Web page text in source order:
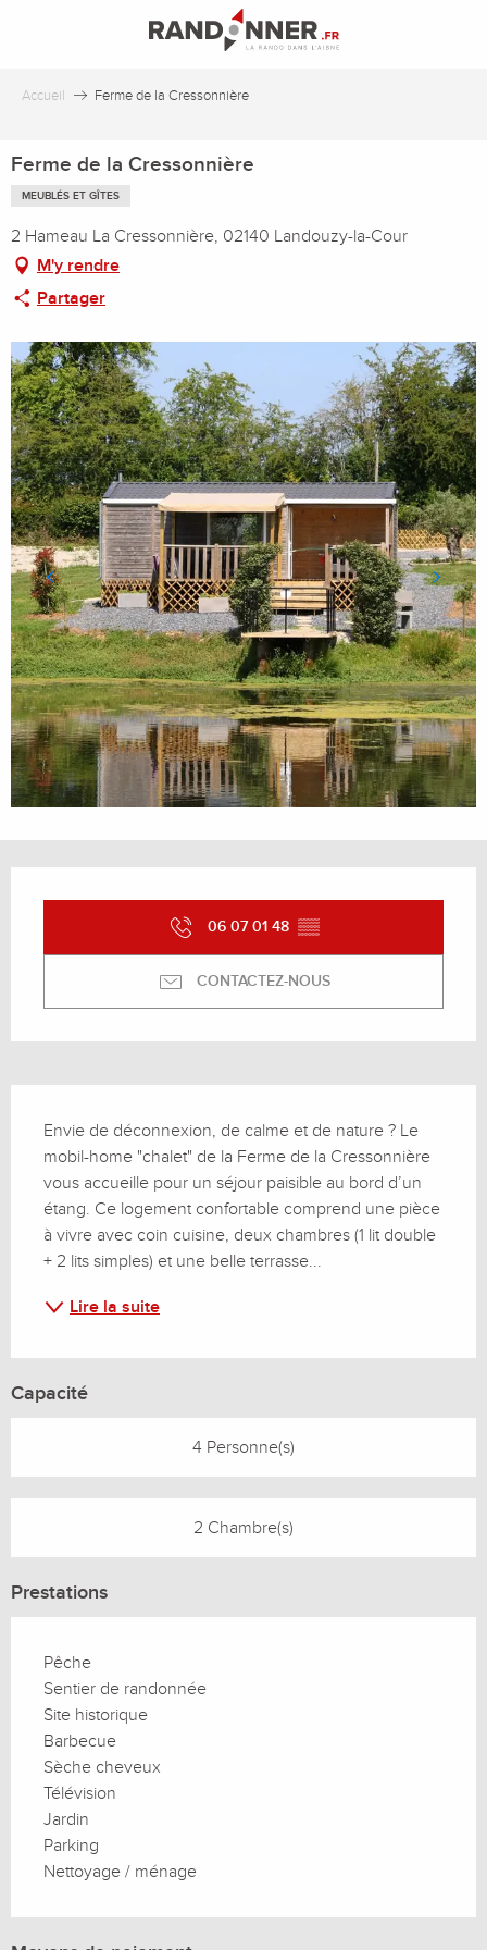
principal
Accueil Ferme de la Cressonnière
Ferme de la Cressonnière
MEUBLÉS ET GÎTES
2 Hameau La Cressonnière, 02140 Landouzy-la-Cour
M'y rendre
Partager
06 07 01 48 ▒▒
CONTACTEZ-NOUS
Envie de déconnexion, de calme et de nature ? Le
mobil-home "chalet" de la Ferme de la Cressonnière
vous accueille pour un séjour paisible au bord d’un
étang. Ce logement confortable comprend une pièce
à vivre avec coin cuisine, deux chambres (1 lit double
+ 2 lits simples) et une belle terrasse...
Lire la suite
Capacité
4 Personne(s)
2 Chambre(s)
Prestations
Pêche
Sentier de randonnée
Site historique
Barbecue
Sèche cheveux
Télévision
Jardin
Parking
Nettoyage / ménage